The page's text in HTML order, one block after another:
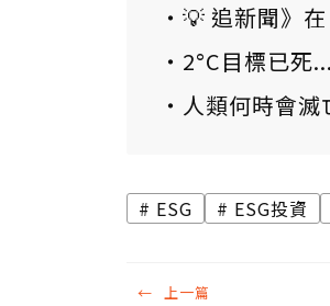
💡 追新聞》
2°C目標已死
人類何時會
ESG ESG投資
← 上一篇